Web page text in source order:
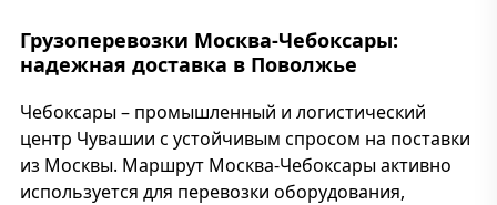
Грузоперевозки Москва-Чебоксары:
надежная доставка в Поволжье
Чебоксары – промышленный и логистический
центр Чувашии с устойчивым спросом на поставки
из Москвы. Маршрут Москва-Чебоксары активно
используется для перевозки оборудования,